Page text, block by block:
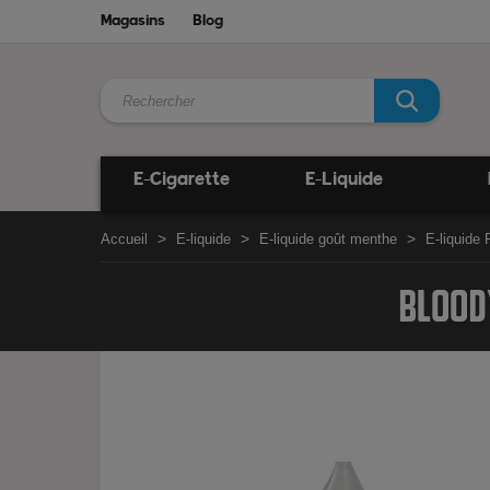
Magasins Blog
E-Cigarette E-Liquide
Accueil E-liquide E-liquide goût menthe E-liquide